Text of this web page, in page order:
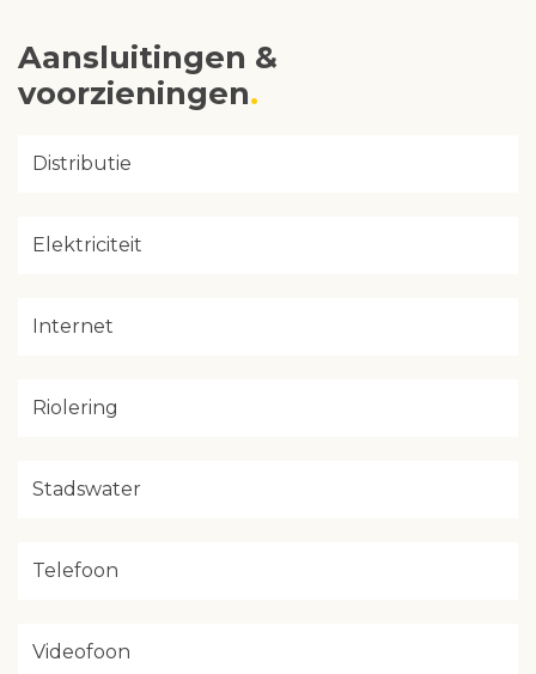
Aansluitingen &
voorzieningen
Distributie
Elektriciteit
Internet
Riolering
Stadswater
Telefoon
Videofoon